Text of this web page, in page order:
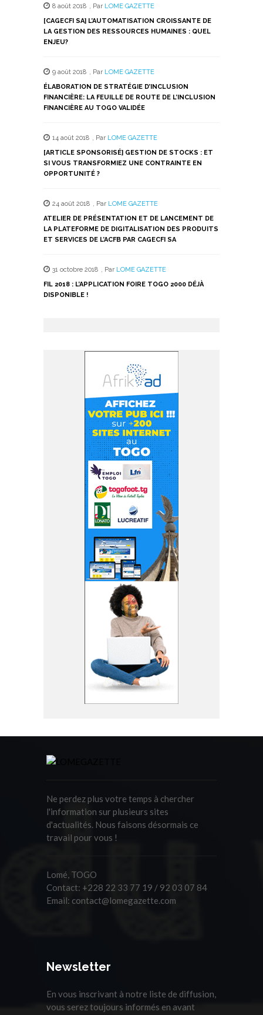
une
nouvelle
fenêtre)
une
nouvelle
fenêtre)
une
nouvelle
fenêtre)
une
nouvelle
fenêtre)
nouvelle
fenêtre)
8 août 2018 , Par LOME GAZETTE
[CAGECFI SA] L’AUTOMATISATION CROISSANTE DE
LA GESTION DES RESSOURCES HUMAINES : QUEL
ENJEU?
9 août 2018 , Par LOME GAZETTE
ÉLABORATION DE STRATÉGIE D’INCLUSION
FINANCIÈRE: LA FEUILLE DE ROUTE DE L’INCLUSION
FINANCIÈRE AU TOGO VALIDÉE
14 août 2018 , Par LOME GAZETTE
[ARTICLE SPONSORISÉ] GESTION DE STOCKS : ET
SI VOUS TRANSFORMIEZ UNE CONTRAINTE EN
OPPORTUNITÉ ?
24 août 2018 , Par LOME GAZETTE
ATELIER DE PRÉSENTATION ET DE LANCEMENT DE
LA PLATEFORME DE DIGITALISATION DES PRODUITS
ET SERVICES DE L’ACFB PAR CAGECFI SA
31 octobre 2018 , Par LOME GAZETTE
FIL 2018 : L’APPLICATION FOIRE TOGO 2000 DÉJÀ
DISPONIBLE !
Ne perdez plus votre temps à chercher
l'information sur plusieurs sites
d'actualités. Nous faisons désormais ce
travail pour vous !
Lomé, TOGO
Contact: +228 22 33 77 19 / 92 03 07 84
Email: contact@lomegazette.com
Newsletter
En vous inscrivant à notre liste de diffusion,
vous serez toujours informés en avant